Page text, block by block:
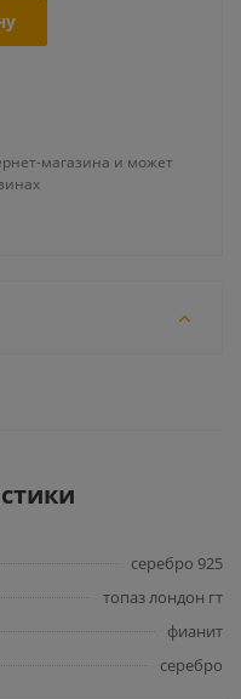
магазина и может
серебро 925
топаз лондон гт
фианит
серебро